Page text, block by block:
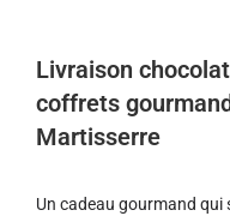
Livraison
coffrets
Martisserre
Un cadeau gourmand qui